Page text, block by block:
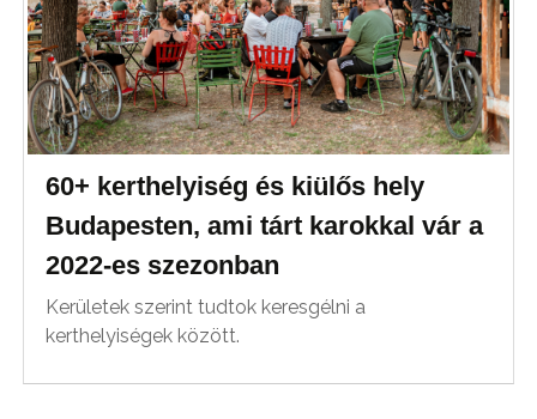
60+ kerthelyiség és kiülős hely
Budapesten, ami tárt karokkal vár a
2022-es szezonban
Kerületek szerint tudtok keresgélni a
kerthelyiségek között.